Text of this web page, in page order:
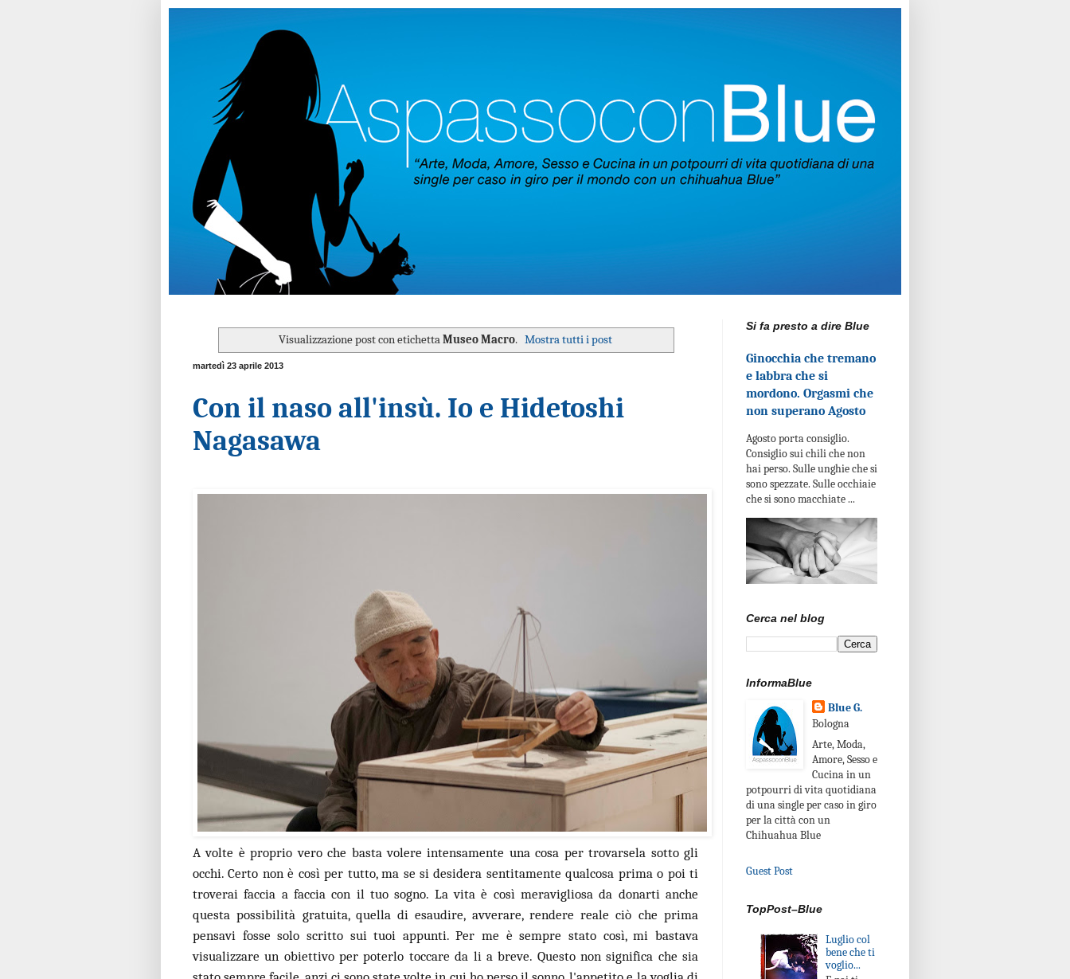
Visualizzazione post con etichettaMuseo Macro. Mostra tutti i post
martedì 23 aprile 2013
Con il naso all'insù. Io e Hidetoshi
Nagasawa
A volte è proprio vero che basta volere intensamente una cosa per trovarsela sotto gli
occhi. Certo non è così per tutto, ma se si desidera sentitamente qualcosa prima o poi ti
troverai faccia a faccia con il tuo sogno. La vita è così meravigliosa da donarti anche
questa possibilità gratuita, quella di esaudire, avverare, rendere reale ciò che prima
pensavi fosse solo scritto sui tuoi appunti. Per me è sempre stato così, mi bastava
visualizzare un obiettivo per poterlo toccare da li a breve. Questo non significa che sia
Si fa presto a dire Blue
Ginocchia che tremano
e labbra che si
mordono. Orgasmi che
non superano Agosto
Agosto porta consiglio.
Consiglio sui chili che non
hai perso. Sulle unghie che si
sono spezzate. Sulle occhiaie
che si sono macchiate ...
Cerca nel blog
InformaBlue
Blue G.
Bologna
Arte, Moda,
Amore, Sesso e
Cucina in un
potpourri di vita quotidiana
di una single per caso in giro
per la città con un
Chihuahua Blue
Guest Post
TopPost–Blue
Luglio col
bene che ti
voglio...